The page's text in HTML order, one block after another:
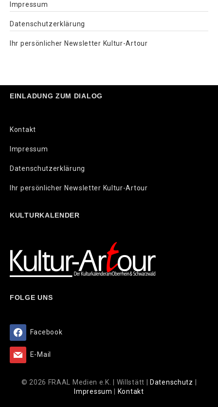
Impressum
Datenschutzerklärung
Ihr persönlicher Newsletter Kultur-Artour
EINLADUNG ZUM DIALOG
Kontakt
Impressum
Datenschutzerklärung
Ihr persönlicher Newsletter Kultur-Artour
KULTURKALENDER
FOLGE UNS
Facebook
E-Mail
© 2026 FRAAL Medien e.K. | Willstätt | Datenschutz
Impressum
Kontakt